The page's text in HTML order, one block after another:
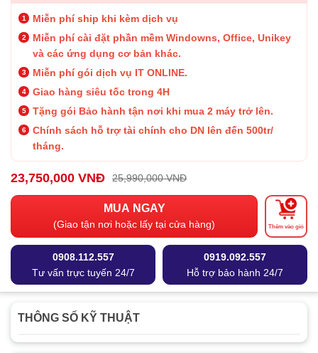
Miễn phí ship khi kèm dịch vụ
Miễn phí cài đặt phần mềm Windowns, Office, Unikey
và các ứng dụng cơ bản khác.
Miễn phí gói dịch vụ IT ONLINE.
Giao hàng siêu tốc trong 4H
Tặng gói Bảo hành tận nơi khi mua 2 máy trở lên.
Chính sách hỗ trợ tài chính cho DN lên đến 500tr/
tháng.
23,750,000 VNĐ 25,990,000 VNĐ
MUA NGAY
(Giao tận nơi hoặc lấy tại cửa hàng) Thêm vào giỏ
0908.112.557
Tư vấn trực tuyến 24/7
0919.092.557
Hỗ trợ bảo hành 24/7
THÔNG SỐ KỸ THUẬT